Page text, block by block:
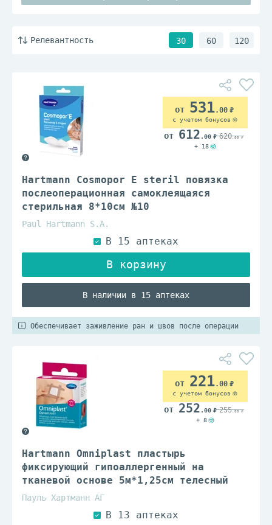
Релевантность 30 60 120
Hartmann Cosmopor E steril повязка
послеоперационная самоклеящаяся
стерильная 8*10см №10
Paul Hartmann S.A.
В наличии в 15 аптеках
531.00
с учетом бонусов
612 .00 620.00
+ 18
Обеспечивает заживление ран и швов после операции
Hartmann Omniplast пластырь
фиксирующий гипоаллергенный на
тканевой основе 5м*1,25см телесный
Пауль Хартманн АГ
221.00
с учетом бонусов
252 .00 255.00
+ 8